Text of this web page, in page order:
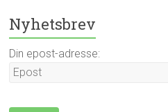
Nyhetsbrev
Din epost-adresse: